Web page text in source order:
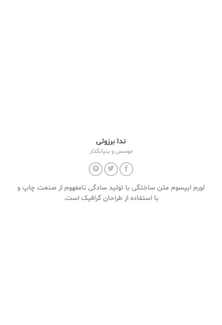
ندا برزوئی
موسس و بنیانگذار
لورم ایپسوم متن ساختگی با تولید سادگی نامفهوم از صنعت چاپ و
با استفاده از طراحان گرافیک است.